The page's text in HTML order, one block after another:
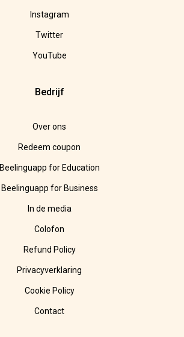
Instagram
Twitter
YouTube
Bedrijf
Over ons
Redeem coupon
Beelinguapp for Education
Beelinguapp for Business
In de media
Colofon
Refund Policy
Privacyverklaring
Cookie Policy
Contact